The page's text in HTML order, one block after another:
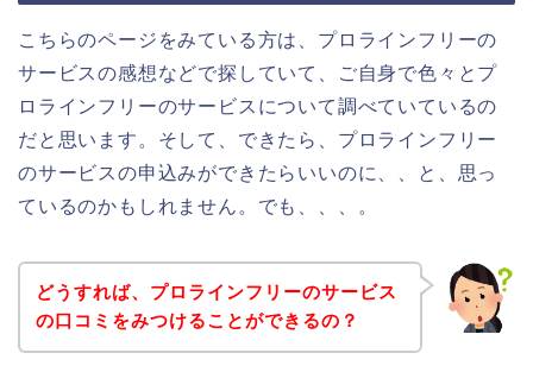
こちらのページをみている方は、プロラインフリーの
サービスの感想などで探していて、ご自身で色々とプ
ロラインフリーのサービスについて調べていているの
だと思います。そして、できたら、プロラインフリー
のサービスの申込みができたらいいのに、、と、思っ
ているのかもしれません。でも、、、。
どうすれば、プロラインフリーのサービス
の口コミをみつけることができるの？